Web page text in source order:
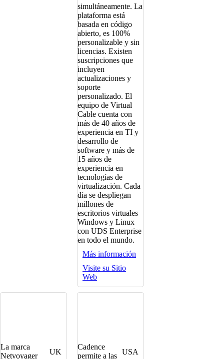
simultáneamente. La
plataforma está
basada en código
abierto, es 100%
personalizable y sin
licencias. Existen
suscripciones que
incluyen
actualizaciones y
soporte
personalizado. El
equipo de Virtual
Cable cuenta con
más de 40 años de
experiencia en TI y
desarrollo de
software y más de
15 años de
experiencia en
tecnologías de
virtualización. Cada
día se despliegan
millones de
escritorios virtuales
Windows y Linux
con UDS Enterprise
en todo el mundo.
Más información
Visite su Sitio
Web
UK
La marca
Netvoyager
USA
Cadence
permite a las